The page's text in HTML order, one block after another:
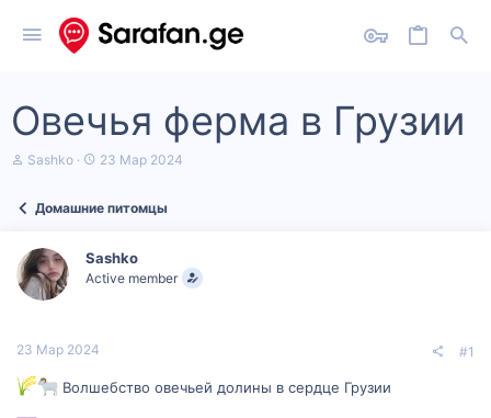
Овечья ферма в Грузии
А
т
е
м
ы
Sashko
Д
а
ч
а
23 Мар 2024
Домашние питомцы
Sashko
Active member
23 Мар 2024 #1
Волшебство овечьей долины в сердце Грузии